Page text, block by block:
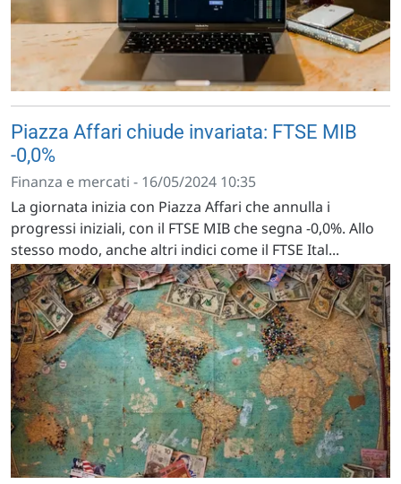
Piazza Affari chiude invariata: FTSE MIB
-0,0%
Finanza e mercati - 16/05/2024 10:35
La giornata inizia con Piazza Affari che annulla i
progressi iniziali, con il FTSE MIB che segna -0,0%. Allo
stesso modo, anche altri indici come il FTSE Ital...